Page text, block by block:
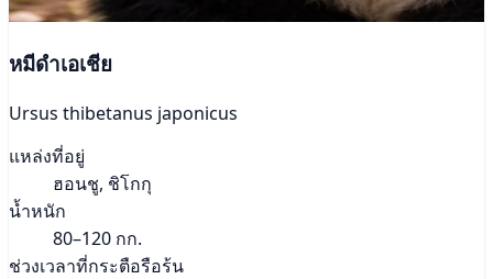
หมีดำเอเชีย
Ursus thibetanus japonicus
แหล่งที่อยู่
ฮอนชู, ชิโกกุ
น้ำหนัก
80–120 กก.
ช่วงเวลาที่กระตือรือร้น